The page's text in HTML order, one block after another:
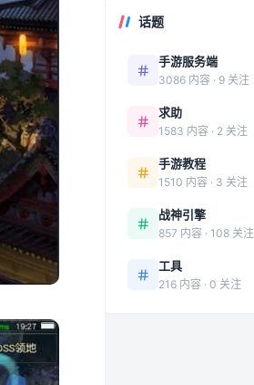
话题
手游服务端
3086 内容 · 9 关注
求助
1583 内容 · 2 关注
手游教程
1510 内容 · 3 关注
战神引擎
857 内容 · 108 关注
工具
216 内容 · 0 关注